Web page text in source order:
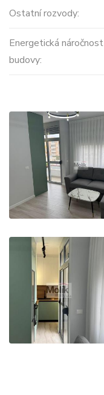
Ostatní rozvody:
Energetická náročnost
budovy: